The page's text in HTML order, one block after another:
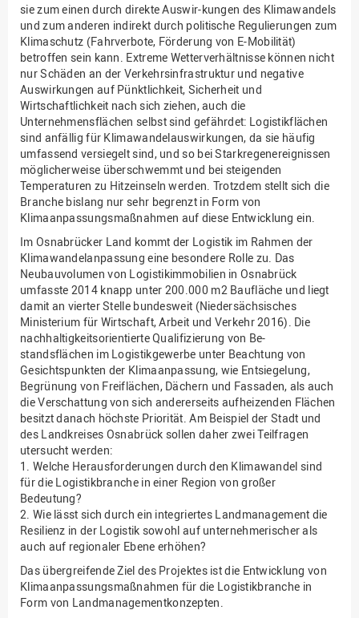
sie zum einen durch direkte Auswir-kungen des Klimawandels
und zum anderen indirekt durch politische Regulierungen zum
Klimaschutz (Fahrverbote, Förderung von E-Mobilität)
betroffen sein kann. Extreme Wetterverhältnisse können nicht
nur Schäden an der Verkehrsinfrastruktur und negative
Auswirkungen auf Pünktlichkeit, Sicherheit und
Wirtschaftlichkeit nach sich ziehen, auch die
Unternehmensflächen selbst sind gefährdet: Logistikflächen
sind anfällig für Klimawandelauswirkungen, da sie häufig
umfassend versiegelt sind, und so bei Starkregenereignissen
möglicherweise überschwemmt und bei steigenden
Temperaturen zu Hitzeinseln werden. Trotzdem stellt sich die
Branche bislang nur sehr begrenzt in Form von
Klimaanpassungsmaßnahmen auf diese Entwicklung ein.
Im Osnabrücker Land kommt der Logistik im Rahmen der
Klimawandelanpassung eine besondere Rolle zu. Das
Neubauvolumen von Logistikimmobilien in Osnabrück
umfasste 2014 knapp unter 200.000 m2 Baufläche und liegt
damit an vierter Stelle bundesweit (Niedersächsisches
Ministerium für Wirtschaft, Arbeit und Verkehr 2016). Die
nachhaltigkeitsorientierte Qualifizierung von Be-
standsflächen im Logistikgewerbe unter Beachtung von
Gesichtspunkten der Klimaanpassung, wie Entsiegelung,
Begrünung von Freiflächen, Dächern und Fassaden, als auch
die Verschattung von sich andererseits aufheizenden Flächen
besitzt danach höchste Priorität. Am Beispiel der Stadt und
des Landkreises Osnabrück sollen daher zwei Teilfragen
utersucht werden:
1. Welche Herausforderungen durch den Klimawandel sind
für die Logistikbranche in einer Region von großer
Bedeutung?
2. Wie lässt sich durch ein integriertes Landmanagement die
Resilienz in der Logistik sowohl auf unternehmerischer als
auch auf regionaler Ebene erhöhen?
Das übergreifende Ziel des Projektes ist die Entwicklung von
Klimaanpassungsmaßnahmen für die Logistikbranche in
Form von Landmanagementkonzepten.